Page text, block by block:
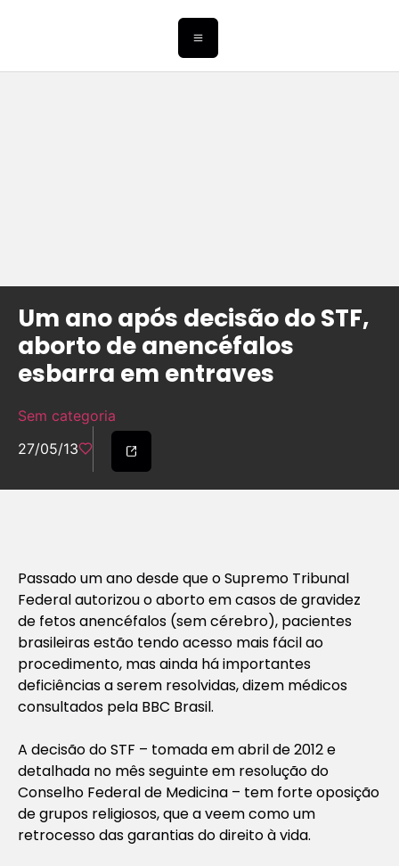
Um ano após decisão do STF,
aborto de anencéfalos
esbarra em entraves
Sem categoria
27/05/13
Passado um ano desde que o Supremo Tribunal
Federal autorizou o aborto em casos de gravidez
de fetos anencéfalos (sem cérebro), pacientes
brasileiras estão tendo acesso mais fácil ao
procedimento, mas ainda há importantes
deficiências a serem resolvidas, dizem médicos
consultados pela BBC Brasil.
A decisão do STF – tomada em abril de 2012 e
detalhada no mês seguinte em resolução do
Conselho Federal de Medicina – tem forte oposição
de grupos religiosos, que a veem como um
retrocesso das garantias do direito à vida.